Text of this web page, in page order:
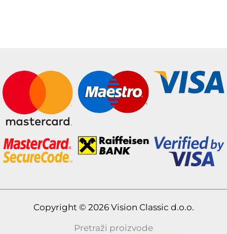
Copyright © 2026 Vision Classic d.o.o.
Pretraži proizvode